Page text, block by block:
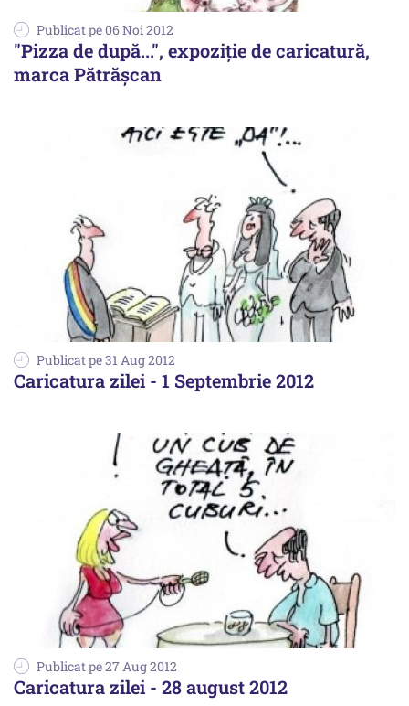
Publicat pe 06 Noi 2012
"Pizza de după...", expoziție de caricatură,
marca Pătrășcan
Publicat pe 31 Aug 2012
Caricatura zilei - 1 Septembrie 2012
Publicat pe 27 Aug 2012
Caricatura zilei - 28 august 2012